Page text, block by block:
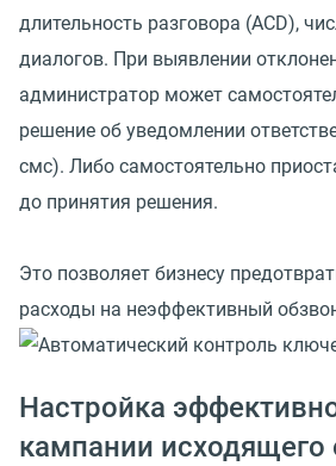
длительность разговора (ACD),
диалогов. При выявлении
администратор может
решение об уведомлении
смс). Либо самостоятельно
до принятия решения.
Это позволяет бизнесу
расходы на неэффективный
Настройка
кампании исходящего